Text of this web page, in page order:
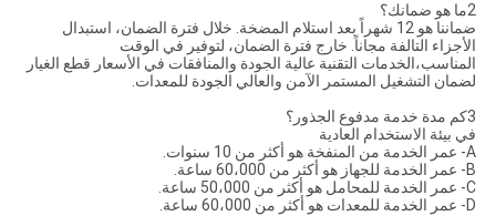
2ما هو ضمانك؟
ضماننا هو 12 شهراً بعد استلام المضخة. خلال فترة الضمان، استبدال
الأجزاء التالفة مجاناً. خارج فترة الضمان، لتوفير في الوقت
المناسب،الخدمات التقنية عالية الجودة والمنافقات في الأسعار قطع الغيار
لضمان التشغيل المستمر الآمن والعالي الجودة للمعدات.
3كم مدة خدمة مدفوع الجذور؟
في بيئة الاستخدام العادية
A- عمر الخدمة من المنفخة هو أكثر من 10 سنوات.
B- عمر الخدمة للجهاز هو أكثر من 60،000 ساعة.
C- عمر الخدمة للمحامل هو أكثر من 50،000 ساعة.
D- عمر الخدمة للمعدات هو أكثر من 60،000 ساعة.